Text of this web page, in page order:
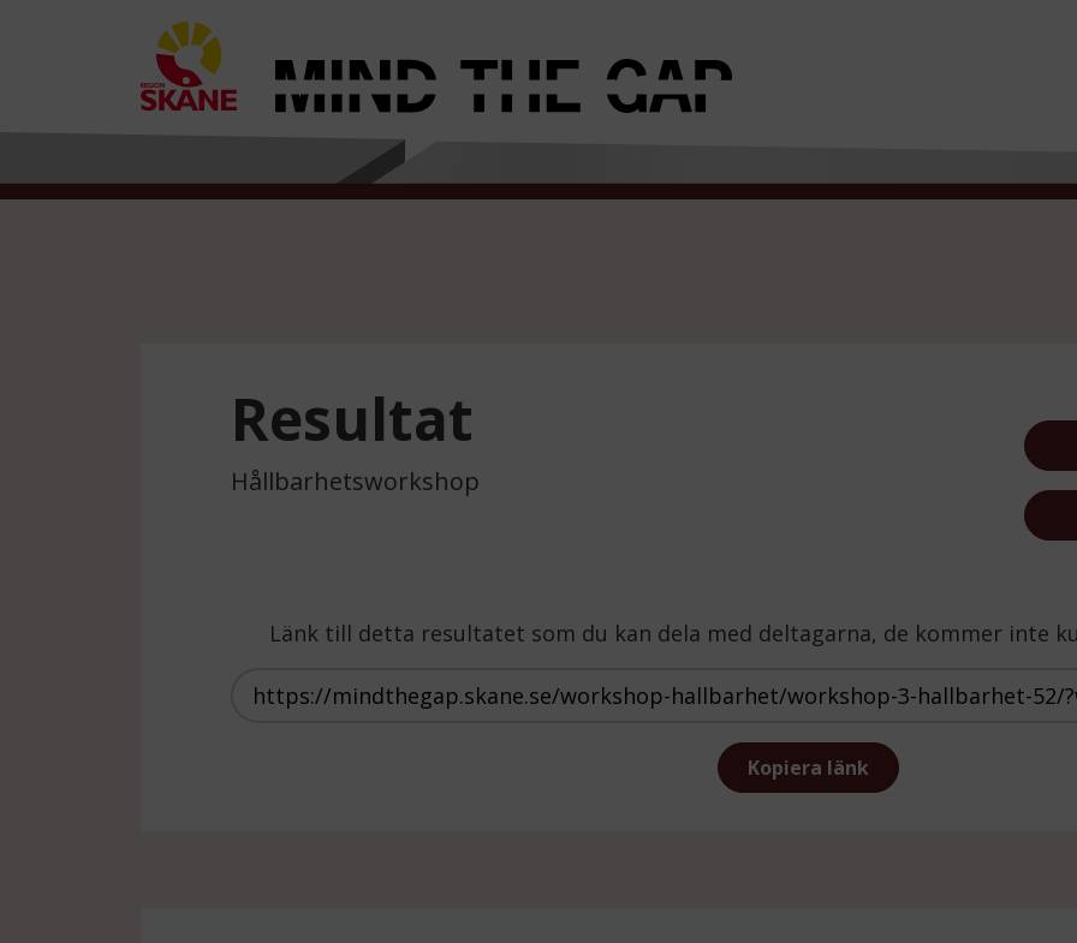
Resultat
Hållbarhetsworkshop
Länk till detta resultatet som du kan dela med deltagarna, de kommer inte
https://mindthegap.skane.se/
Kopiera länk